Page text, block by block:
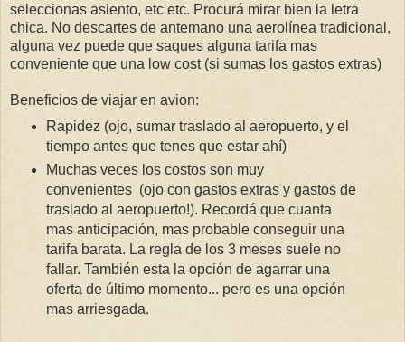
seleccionas asiento, etc etc. Procurá mirar bien la letra
chica. No descartes de antemano una aerolínea tradicional,
alguna vez puede que saques alguna tarifa mas
conveniente que una low cost (si sumas los gastos extras)
Beneficios de viajar en avion:
Rapidez (ojo, sumar traslado al aeropuerto, y el
tiempo antes que tenes que estar ahí)
Muchas veces los costos son muy
convenientes (ojo con gastos extras y gastos de
traslado al aeropuerto!). Recordá que cuanta
mas anticipación, mas probable conseguir una
tarifa barata. La regla de los 3 meses suele no
fallar. También esta la opción de agarrar una
oferta de último momento... pero es una opción
mas arriesgada.